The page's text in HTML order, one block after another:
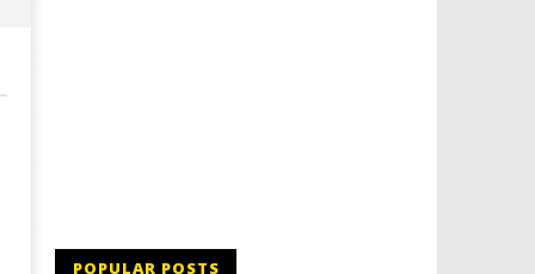
POPULAR POSTS